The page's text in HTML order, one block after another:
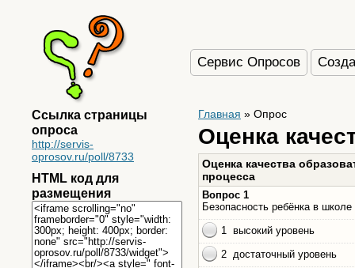
Сервис Опросов
Главная » Опрос
Оценка
Ссылка страницы
опроса
http://servis-
oprosov.ru/poll/8733
HTML код для
размещения